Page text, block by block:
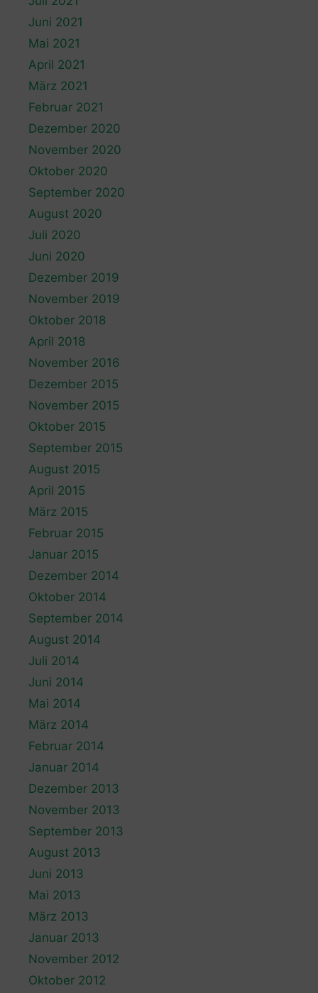
Juni 2021
Mai 2021
April 2021
März 2021
Februar 2021
Dezember 2020
November 2020
Oktober 2020
September 2020
August 2020
Juli 2020
Juni 2020
Dezember 2019
November 2019
Oktober 2018
April 2018
November 2016
Dezember 2015
November 2015
Oktober 2015
September 2015
August 2015
April 2015
März 2015
Februar 2015
Januar 2015
Dezember 2014
Oktober 2014
September 2014
August 2014
Juli 2014
Juni 2014
Mai 2014
März 2014
Februar 2014
Januar 2014
Dezember 2013
November 2013
September 2013
August 2013
Juni 2013
Mai 2013
März 2013
Januar 2013
November 2012
Oktober 2012